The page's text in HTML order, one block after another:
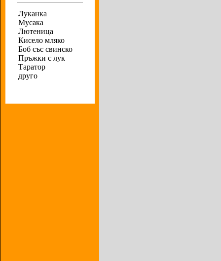
Луканка
Мусака
Лютеница
Кисело мляко
Боб със свинско
Пръжки с лук
Таратор
друго